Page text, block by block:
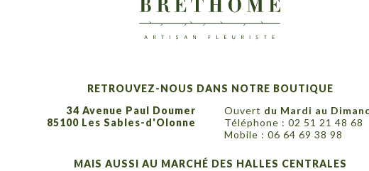
RETROUVEZ-NOUS DANS NOTRE BOUTIQUE
34 Avenue Paul Doumer
85100 Les Sables-d'Olonne
Ouvert du Mardi au
Téléphone : 02 51 21 48 68
Mobile : 06 64 69 38 98
MAIS AUSSI AU MARCHÉ DES HALLES CENTRALES